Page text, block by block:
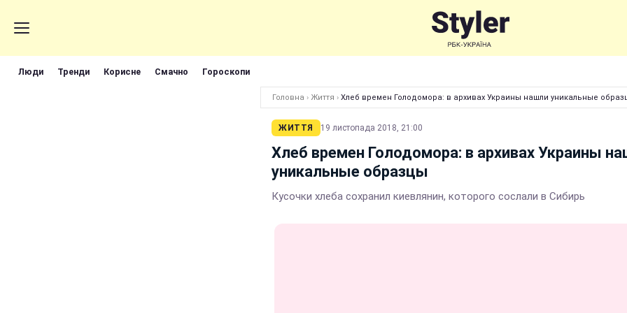
Люди Тренди Корисне Смачно Гороскопи
Головна › Життя › Хлеб времен Голодомора: в архивах Украины нашли уникальные
ЖИТТЯ 19 листопада 2018, 21:00
Хлеб времен Голодомора: в архивах Украины
уникальные образцы
Кусочки хлеба сохранил киевлянин, которого сослали в Сибирь